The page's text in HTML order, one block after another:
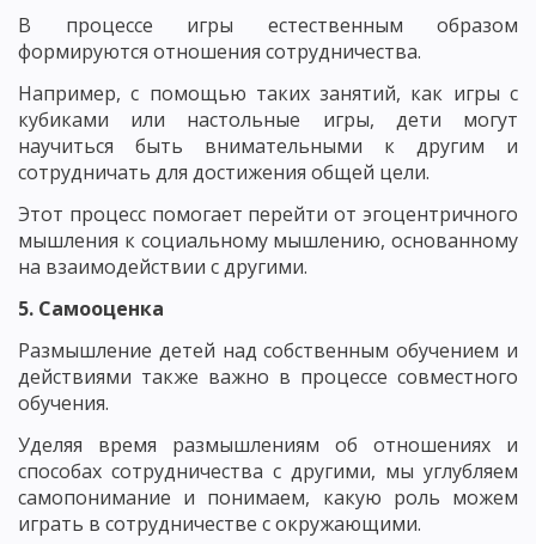
В процессе игры естественным образом
формируются отношения сотрудничества.
Например, с помощью таких занятий, как игры с
кубиками или настольные игры, дети могут
научиться быть внимательными к другим и
сотрудничать для достижения общей цели.
Этот процесс помогает перейти от эгоцентричного
мышления к социальному мышлению, основанному
на взаимодействии с другими.
5. Самооценка
Размышление детей над собственным обучением и
действиями также важно в процессе совместного
обучения.
Уделяя время размышлениям об отношениях и
способах сотрудничества с другими, мы углубляем
самопонимание и понимаем, какую роль можем
играть в сотрудничестве с окружающими.